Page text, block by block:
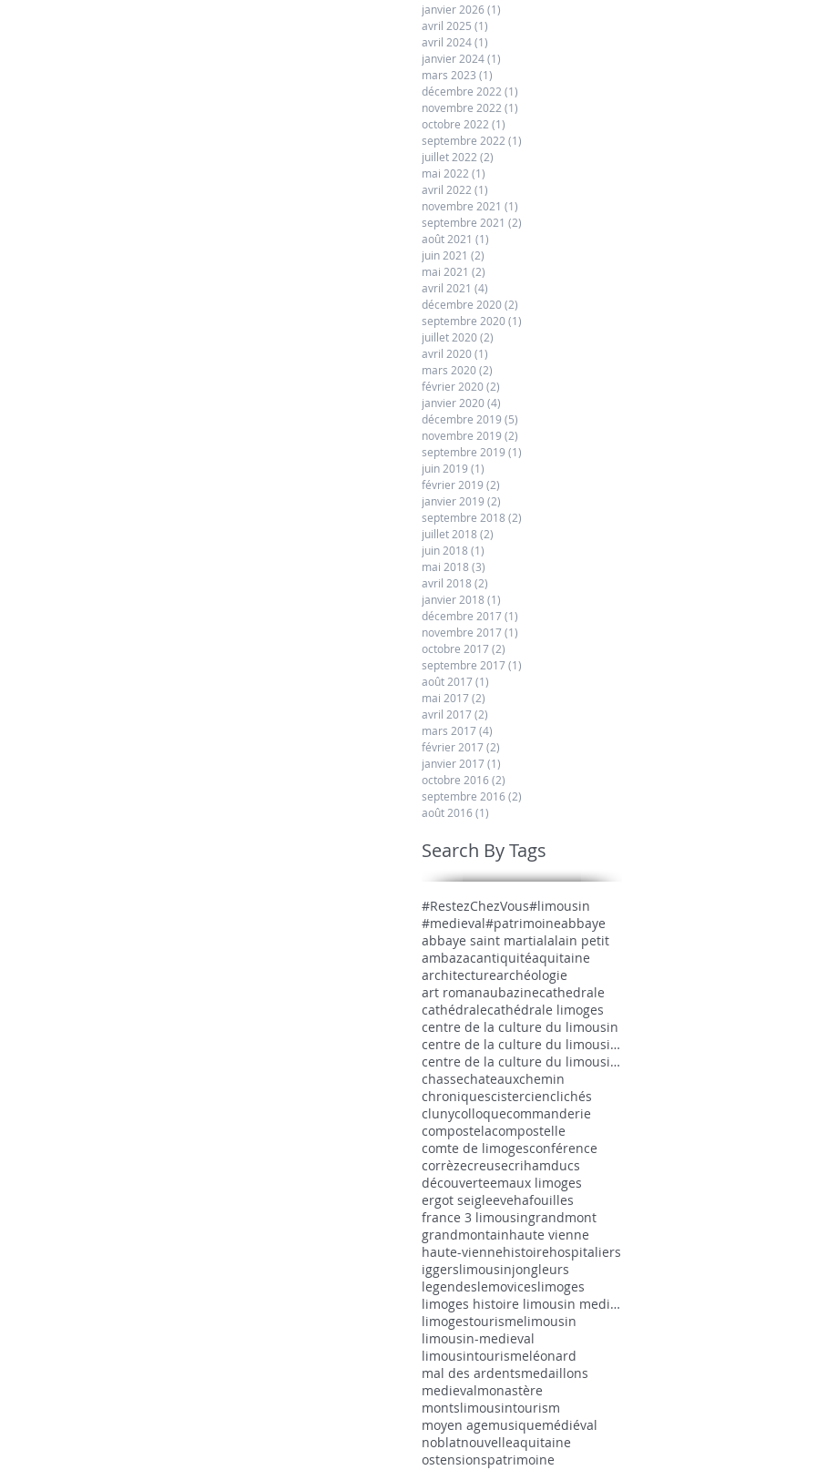
janvier 2026(1)
avril 2025 (1)
avril 2024(1)
janvier 2024(1)
mars 2023 (1)
décembre 2022 (1)
novembre 2022 (1)
octobre 2022 (1)
septembre 2022 (1)
juillet 2022 (2)
mai 2022 (1)
avril 2022 (1)
novembre 2021 (1)
septembre 2021 (2)
août 2021 (1)
juin 2021 (2)
mai 2021 (2)
avril 2021 (4)
décembre 2020(2)
septembre 2020(1)
juillet 2020(2)
avril 2020(1)
mars 2020(2)
février 2020(2)
janvier 2020(4)
décembre 2019 (5)
novembre 2019 (2)
septembre 2019 (1)
juin 2019 (1)
février 2019 (2)
janvier 2019 (2)
septembre 2018 (2)
juillet 2018 (2)
juin 2018 (1)
mai 2018 (3)
avril 2018 (2)
janvier 2018 (1)
décembre 2017(1)
novembre 2017(1)
octobre 2017(2)
septembre 2017(1)
août 2017(1)
mai 2017(2)
avril 2017(2)
mars 2017(4)
février 2017(2)
janvier 2017(1)
octobre 2016(2)
septembre 2016(2)
août 2016(1)
Search By Tags
#RestezChezVous#limousin
#medieval#patrimoineabbaye
abbaye saint martialalain petit
ambazacantiquitéaquitaine
architecturearchéologie
art romanaubazinecathedrale
cathédralecathédrale limoges
centre de la culture du limousin
centre de la culture du limousin medieval
centre de la culture du limousin médiéval
chassechateauxchemin
chroniquescistercienclichés
clunycolloquecommanderie
compostelacompostelle
comte de limogesconférence
corrèzecreusecrihamducs
découverteemaux limoges
ergot seigleevehafouilles
france 3 limousingrandmont
grandmontainhaute vienne
haute-viennehistoirehospitaliers
iggerslimousinjongleurs
legendeslemoviceslimoges
limoges histoire limousin medieval
limogestourismelimousin
limousin-medieval
limousintourismeléonard
mal des ardentsmedaillons
medievalmonastère
montslimousintourism
moyen agemusiquemédiéval
noblatnouvelleaquitaine
ostensionspatrimoine